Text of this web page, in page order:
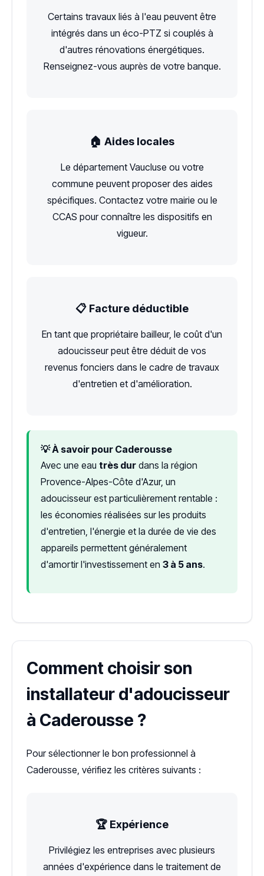
Certains travaux liés à l'eau peuvent être
intégrés dans un éco-PTZ si couplés à
d'autres rénovations énergétiques.
Renseignez-vous auprès de votre banque.
🏠 Aides locales
Le département Vaucluse ou votre
commune peuvent proposer des aides
spécifiques. Contactez votre mairie ou le
CCAS pour connaître les dispositifs en
vigueur.
📋 Facture déductible
En tant que propriétaire bailleur, le coût d'un
adoucisseur peut être déduit de vos
revenus fonciers dans le cadre de travaux
d'entretien et d'amélioration.
💡 À savoir pour Caderousse
Avec une eau très dur dans la région
Provence-Alpes-Côte d'Azur, un
adoucisseur est particulièrement rentable :
les économies réalisées sur les produits
d'entretien, l'énergie et la durée de vie des
appareils permettent généralement
d'amortir l'investissement en 3 à 5 ans.
Comment choisir son
installateur d'adoucisseur
à Caderousse ?
Pour sélectionner le bon professionnel à
Caderousse, vérifiez les critères suivants :
🏆 Expérience
Privilégiez les entreprises avec plusieurs
années d'expérience dans le traitement de